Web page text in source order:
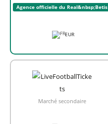
Agence officielle du Real&nbsp;Betis
EUR
Marché secondaire